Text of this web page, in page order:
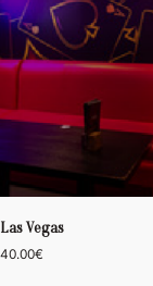
Las Vegas
40.00€